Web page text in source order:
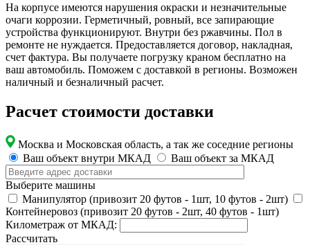
На корпусе имеются нарушения окраски и незначительные
очаги коррозии. Герметичный, ровный, все запирающие
устройства функционируют. Внутри без ржавчины. Пол в
ремонте не нуждается. Предоставляется договор, накладная,
счет фактура. Вы получаете погрузку краном бесплатно на
ваш автомобиль. Поможем с доставкой в регионы. Возможен
наличный и безналичный расчет.
Расчет стоимости доставки
Москва и Московская область, а так же соседние регионы
Ваш объект внутри МКАД
Ваш объект за МКАД
Выберите машины
Манипулятор (привозит 20 футов - 1шт, 10 футов - 2шт)
Контейнеровоз (привозит 20 футов - 2шт, 40 футов - 1шт)
Километраж от МКАД:
Рассчитать